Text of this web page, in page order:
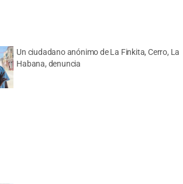
Un ciudadano anónimo de La Finkita, Cerro, La
Habana, denuncia